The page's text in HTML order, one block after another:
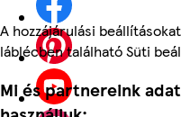
A hozzájárulási
láblécben található Süti
Mi és partnereink